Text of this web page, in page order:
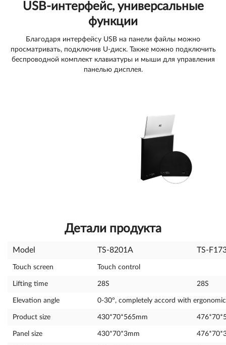
USB-интерфейс, универсальные
функции
Благодаря интерфейсу USB на панели файлы можно
просматривать, подключив U-диск. Также можно подключить
беспроводной комплект клавиатуры и мыши для управления
панелью дисплея.
Детали продукта
Model TS-8201A TS-
Touch screen Touch control
Lifting time 28S 28S
Elevation angle 0-30°, completely accord with
Product size 430*70*565mm
Panel size 430*70*3mm